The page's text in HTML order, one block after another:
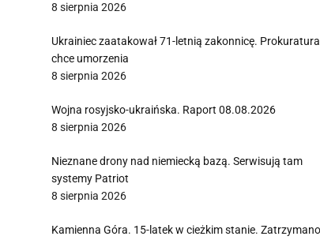
8 sierpnia 2026
Ukrainiec zaatakował 71-letnią zakonnicę. Prokuratura
chce umorzenia
8 sierpnia 2026
Wojna rosyjsko-ukraińska. Raport 08.08.2026
8 sierpnia 2026
Nieznane drony nad niemiecką bazą. Serwisują tam
systemy Patriot
8 sierpnia 2026
Kamienna Góra. 15-latek w cieżkim stanie. Zatrzymano